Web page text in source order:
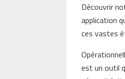
Découvrir
application
ces vastes
est un outil